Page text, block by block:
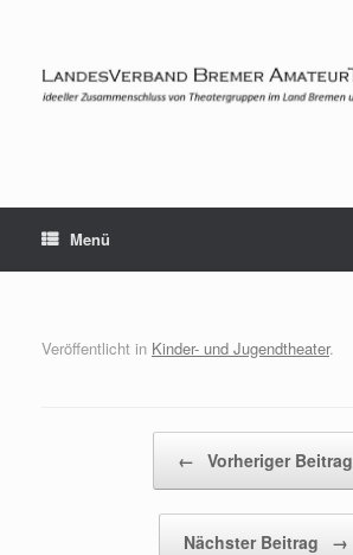
Menü
Veröffentlicht in Kinder- und Jugendtheater.
← Vorheriger Beitrag
Nächster Beitrag →